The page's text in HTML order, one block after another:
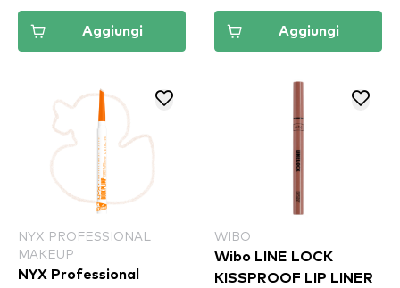
Aggiungi Aggiungi
NYX PROFESSIONAL
MAKEUP
NYX Professional
WIBO
Wibo LINE LOCK
KISSPROOF LIP LINER